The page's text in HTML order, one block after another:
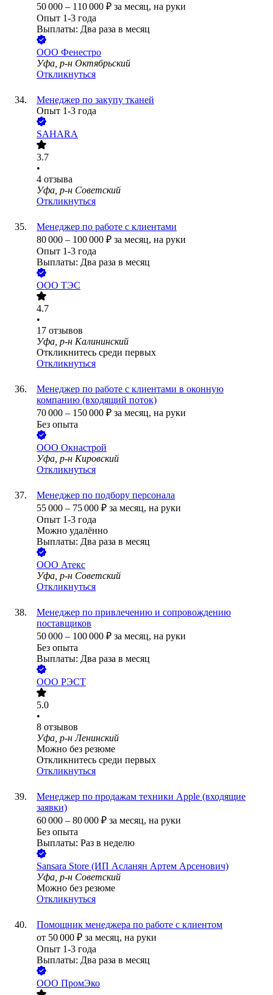
50 000 – 110 000 ₽ за месяц, на руки
Опыт 1-3 года
Выплаты: Два раза в месяц
ООО Фенестро
Уфа, р-н Октябрьский
Откликнуться
Менеджер по закупу тканей
Опыт 1-3 года
SAHARA
3.7
•
4 отзыва
Уфа, р-н Советский
Откликнуться
Менеджер по работе с клиентами
80 000 – 100 000 ₽ за месяц, на руки
Опыт 1-3 года
Выплаты: Два раза в месяц
ООО ТЭС
4.7
•
17 отзывов
Уфа, р-н Калининский
Откликнитесь среди первых
Откликнуться
Менеджер по работе с клиентами в оконную
компанию (входящий поток)
70 000 – 150 000 ₽ за месяц, на руки
Без опыта
ООО Окнастрой
Уфа, р-н Кировский
Откликнуться
Менеджер по подбору персонала
55 000 – 75 000 ₽ за месяц, на руки
Опыт 1-3 года
Можно удалённо
Выплаты: Два раза в месяц
ООО Атекс
Уфа, р-н Советский
Откликнуться
Менеджер по привлечению и сопровождению
поставщиков
50 000 – 100 000 ₽ за месяц, на руки
Без опыта
Выплаты: Два раза в месяц
ООО РЭСТ
5.0
•
8 отзывов
Уфа, р-н Ленинский
Можно без резюме
Откликнитесь среди первых
Откликнуться
Менеджер по продажам техники Apple (входящие
заявки)
60 000 – 80 000 ₽ за месяц, на руки
Без опыта
Выплаты: Раз в неделю
Sansara Store (ИП Асланян Артем Арсенович)
Уфа, р-н Советский
Можно без резюме
Откликнуться
Помощник менеджера по работе с клиентом
от 50 000 ₽ за месяц, на руки
Опыт 1-3 года
Выплаты: Два раза в месяц
ООО ПромЭко